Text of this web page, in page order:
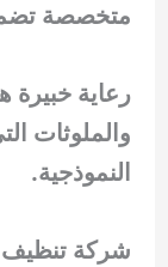
متخصصة
رعاية خبيرة
والملوثات
النموذجية.
شركة تنظيف